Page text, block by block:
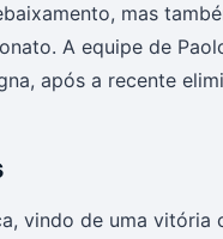
mas
A equipe de
após a recente
vindo de uma